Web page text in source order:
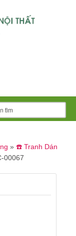
» ☎️ Tranh Dán
00067